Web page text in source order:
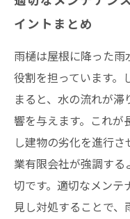
イントまとめ
雨樋は屋根に降った
役割を担っています。
まると、水の流れが
響を与えます。これが
し建物の劣化を進行
業有限会社が強調す
切です。適切なメンテ
見し対処することで、